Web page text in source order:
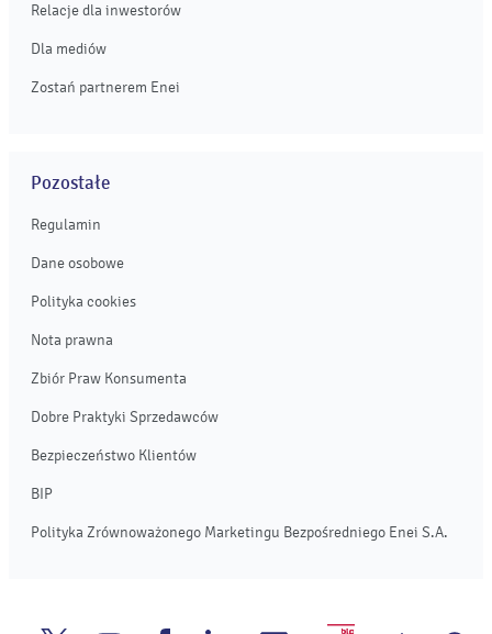
Relacje dla inwestorów
Dla mediów
Zostań partnerem Enei
Pozostałe
Regulamin
Dane osobowe
Polityka cookies
Nota prawna
Zbiór Praw Konsumenta
Dobre Praktyki Sprzedawców
Bezpieczeństwo Klientów
BIP
Polityka Zrównoważonego Marketingu Bezpośredniego Enei S.A.